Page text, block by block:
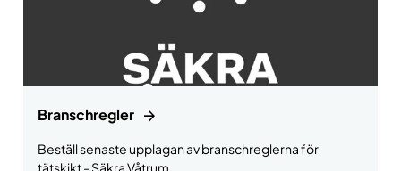
Branschregler
Beställ senaste upplagan av branschreglerna för
tätskikt - Säkra Våtrum.